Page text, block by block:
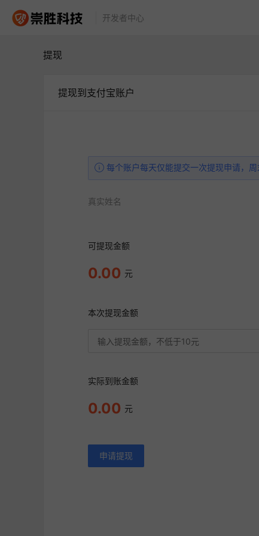
开发者中心
提现
提现到支付宝账户
每个账户每天仅能提交一次提现申请，
真实姓名
可提现金额
0.00 元
本次提现金额
实际到账金额
0.00 元
申请提现